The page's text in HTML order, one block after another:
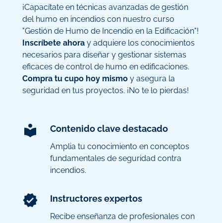
¡Capacítate en técnicas avanzadas de gestión
del humo en incendios con nuestro curso
"Gestión de Humo de Incendio en la Edificación"!
Inscríbete ahoray adquiere los conocimientos
necesarios para diseñar y gestionar sistemas
eficaces de control de humo en edificaciones.
Compra tu cupo hoy mismoy asegura la
seguridad en tus proyectos. ¡No te lo pierdas!
Contenido clave destacado
Amplia tu conocimiento en conceptos
fundamentales de seguridad contra
incendios.
Instructores expertos
Recibe enseñanza de profesionales con